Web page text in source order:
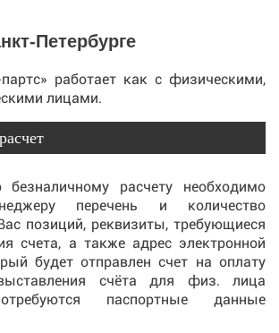
Петербурге
работает как с физическими,
лицами.
расчету необходимо
перечень и количество
позиций, реквизиты, требующиеся
счета, а также адрес электронной
будет отправлен счет на оплату
счёта для физ. лица
паспортные данные